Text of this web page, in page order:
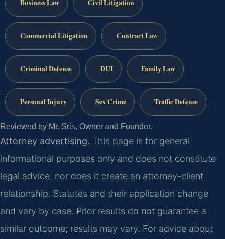
Business Law Civil Litigation
Commercial Litigation Contract Law
Criminal Defense DUI Family Law
Personal Injury Sex Crime Traffic Defense
Reviewed by Mr. Sris, Owner and Founder.
Attorney advertising. This page is for general
informational purposes only and does not constitute
legal advice, nor does it create an attorney-client
relationship. Statutes and their application change
and vary by case. Prior results do not guarantee a
similar outcome; results may vary. For advice about